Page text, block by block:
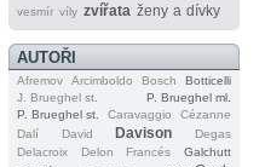
vesmír víly zvířata ženy a dívky
AUTOŘI
Afremov Arcimboldo Bosch
Botticelli
J. Brueghel st.
P. Brueghel ml.
P. Brueghel st.
Caravaggio
Cézanne
Dalí
David Davison
Degas
Delacroix
Delon Francés
Galchutt